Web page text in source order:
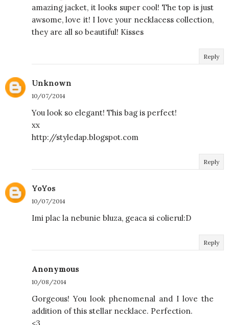
amazing jacket, it looks super cool! The top is just
awsome, love it! I love your necklacess collection,
they are all so beautiful! Kisses
Reply
Unknown
10/07/2014
You look so elegant! This bag is perfect!
xx
http://styledap.blogspot.com
Reply
YoYos
10/07/2014
Imi plac la nebunie bluza, geaca si colierul:D
Reply
Anonymous
10/08/2014
Gorgeous! You look phenomenal and I love the
addition of this stellar necklace. Perfection.